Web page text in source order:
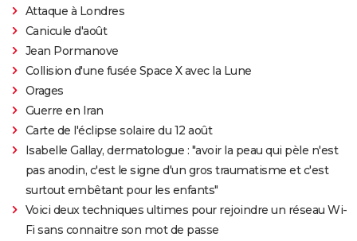
Attaque à Londres
Canicule d'août
Jean Pormanove
Collision d'une fusée Space X avec la Lune
Orages
Guerre en Iran
Carte de l'éclipse solaire du 12 août
Isabelle Gallay, dermatologue : "avoir la peau qui pèle n'est
pas anodin, c'est le signe d'un gros traumatisme et c'est
surtout embêtant pour les enfants"
Voici deux techniques ultimes pour rejoindre un réseau Wi-
Fi sans connaitre son mot de passe